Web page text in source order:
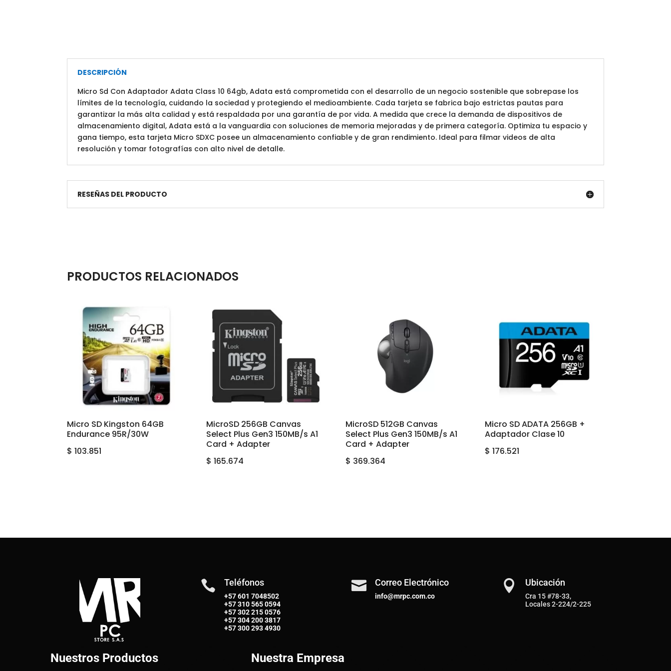
DESCRIPCIÓN
Micro Sd Con Adaptador Adata Class 10 64gb, Adata está comprometida con el desarrollo de un negocio sostenible que sobrepase los
límites de la tecnología, cuidando la sociedad y protegiendo el medioambiente. Cada tarjeta se fabrica bajo estrictas pautas para
garantizar la más alta calidad y está respaldada por una garantía de por vida. A medida que crece la demanda de dispositivos de
almacenamiento digital, Adata está a la vanguardia con soluciones de memoria mejoradas y de primera categoría. Optimiza tu espacio y
gana tiempo, esta tarjeta Micro SDXC posee un almacenamiento confiable y de gran rendimiento. Ideal para filmar videos de alta
resolución y tomar fotografías con alto nivel de detalle.
RESEÑAS DEL PRODUCTO
PRODUCTOS RELACIONADOS
Micro SD Kingston 64GB
Endurance 95R/30W
$ 103.851
MicroSD 256GB Canvas
Select Plus Gen3 150MB/s A1
Card + Adapter
$ 165.674
MicroSD 512GB Canvas
Select Plus Gen3 150MB/s A1
Card + Adapter
$ 369.364
Micro SD ADATA 256GB +
Adaptador Clase 10
$ 176.521
 Teléfonos
+57 601 7048502
+57310 565 0594
+57302 215 0576
+57304 200 3817
+57300 293 4930
 Correo Electrónico
info@mrpc.com.co
 Ubicación
Cra 15 #78-33,
Locales 2-224/2-225
Nuestros Productos Nuestra Empresa